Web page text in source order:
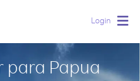
Login
para Papua